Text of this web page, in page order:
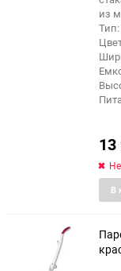
из
13
В